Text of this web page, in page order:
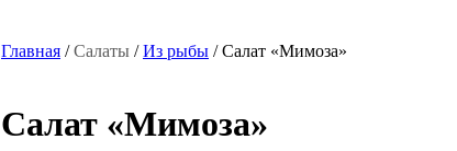
Главная /Салаты /Из рыбы / Салат «Мимоза»
Салат «Мимоза»